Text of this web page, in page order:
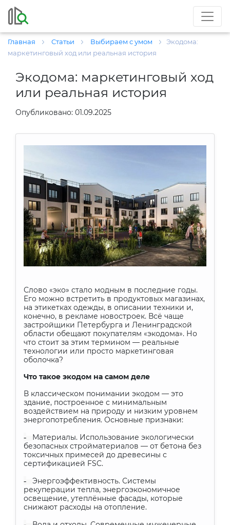
Главная Статьи Выбираем с умом
Экодома:
маркетинговый ход или реальная история
Экодома: маркетинговый ход
или реальная история
Опубликовано: 01.09.2025
Слово «эко» стало модным в последние годы.
Его можно встретить в продуктовых магазинах,
на этикетках одежды, в описании техники и,
конечно, в рекламе новостроек. Всё чаще
застройщики Петербурга и Ленинградской
области обещают покупателям «экодома». Но
что стоит за этим термином — реальные
технологии или просто маркетинговая
оболочка?
Что такое экодом на самом деле
В классическом понимании экодом — это
здание, построенное с минимальным
воздействием на природу и низким уровнем
энергопотребления. Основные признаки:
-
Материалы. Использование экологически
безопасных стройматериалов — от бетона без
токсичных примесей до древесины с
сертификацией FSC.
-
Энергоэффективность. Системы
рекуперации тепла, энергоэкономичное
освещение, утеплённые фасады, которые
снижают расходы на отопление.